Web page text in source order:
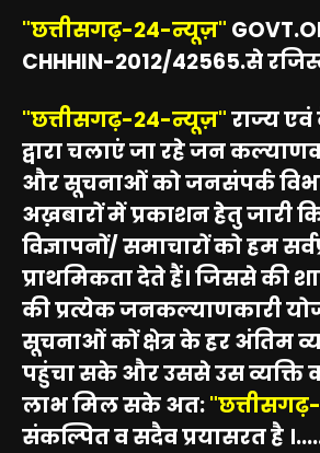
"छत्तीसगढ़-24-न्यूज़"
CHHHIN-2012/42565.से
"छत्तीसगढ़-24-न्यूज़"राज्य एवं
द्वारा चलाएं जा रहे जन
और सूचनाओं को जनसंपर्क
अख़बारों में प्रकाशन हेतु जारी
विज्ञापनों/ समाचारों को हम
प्राथमिकता देते हैं। जिससे की
की प्रत्येक जनकल्याणकारी
सूचनाओं कों क्षेत्र के हर अंतिम
पहुंचा सके और उससे उस व्यक्ति
लाभ मिल सके अत:
संकल्पित व सदैव प्रयासरत है